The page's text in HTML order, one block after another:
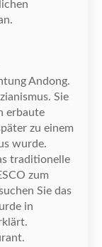
Andong.
Sie
erbaute
äter zu einem
wurde.
traditionelle
zum
Sie das
in
ärt.